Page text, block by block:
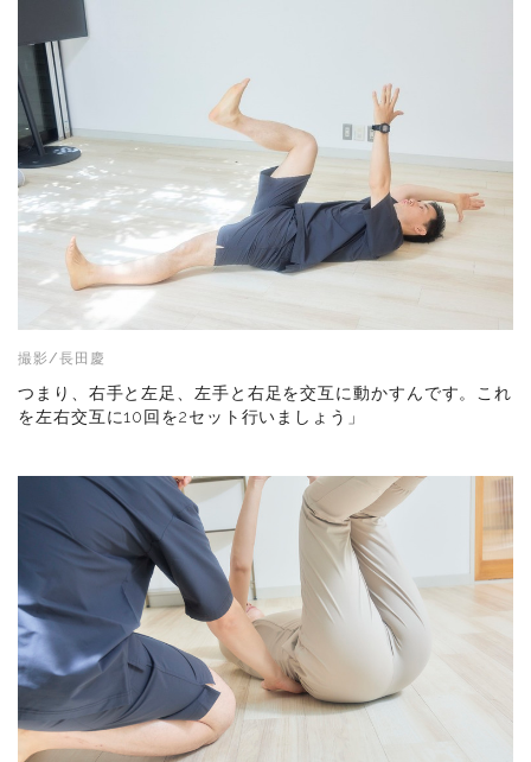
撮影/長田慶
つまり、右手と左足、左手と右足を交互に動かすんです。これ
を左右交互に10回を2セット行いましょう」